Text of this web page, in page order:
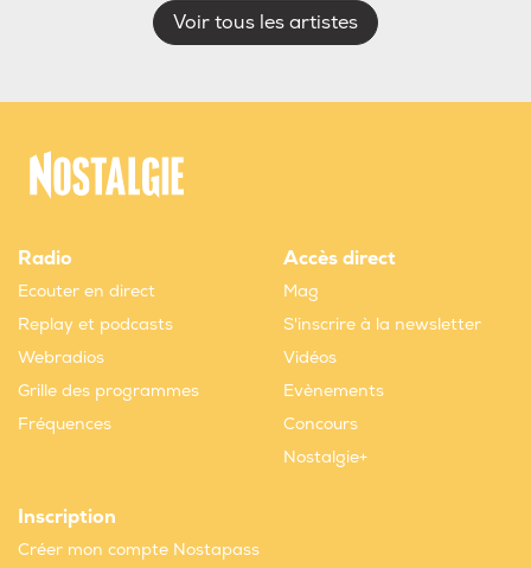
Voir tous les artistes
Radio
Ecouter en direct
Replay et podcasts
Webradios
Grille des programmes
Fréquences
Accès direct
Mag
S'inscrire à la newsletter
Vidéos
Evènements
Concours
Nostalgie+
Inscription
Créer mon compte Nostapass